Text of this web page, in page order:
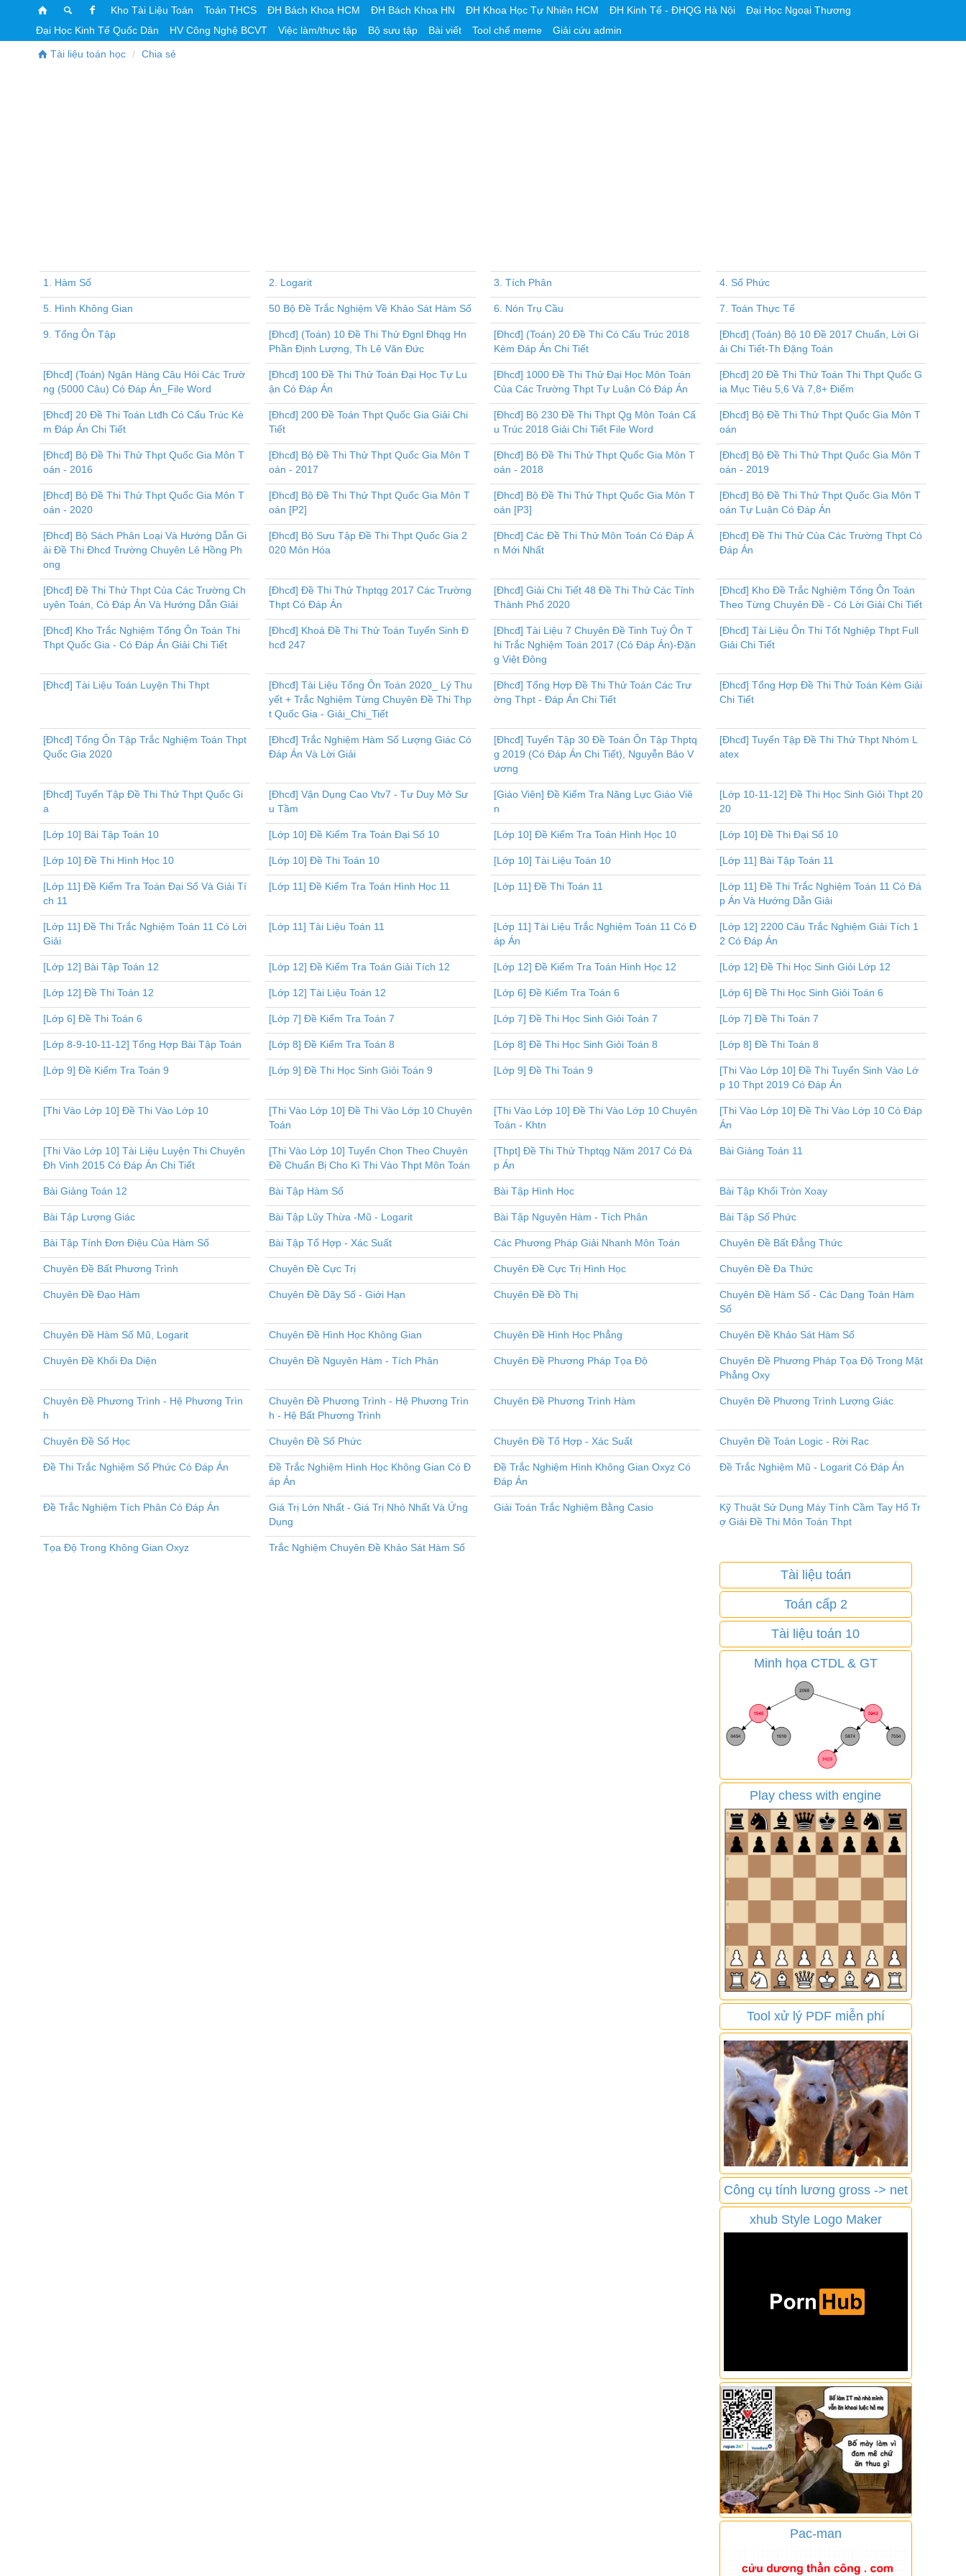
Kho Tài Liệu Toán Toán THCS ĐH Bách Khoa HCM ĐH Bách Khoa HN ĐH Khoa Học Tự Nhiên HCM ĐH Kinh Tế - ĐHQG Hà Nội
Đại Học Ngoại Thương
Đại Học Kinh Tế Quốc Dân
HV Công Nghệ BCVT Việc làm/thực tập Bộ sưu tập Bài viết Tool chế meme Giải cứu admin
Tài liệu toán học Chia sẻ
1. Hàm Số 2. Logarit 3. Tích Phân 4. Số Phức
5. Hình Không Gian 50 Bộ Đề Trắc Nghiệm Về Khảo Sát Hàm Số 6. Nón Trụ Cầu 7. Toán Thực Tế
9. Tổng Ôn Tập
[Đhcđ] (Toán) 10 Đề Thi Thử Đgnl Đhqg Hn
Phần Định Lượng, Th Lê Văn Đức
[Đhcđ] (Toán) 20 Đề Thi Có Cấu Trúc 2018
Kèm Đáp Án Chi Tiết
[Đhcđ] (Toán) Bộ 10 Đề 2017 Chuẩn, Lời Gi
ải Chi Tiết-Th Đặng Toán
[Đhcđ] (Toán) Ngân Hàng Câu Hỏi Các Trườ
ng (5000 Câu) Có Đáp Án_File Word
[Đhcđ] 100 Đề Thi Thử Toán Đại Học Tự Lu
ận Có Đáp Án
[Đhcđ] 1000 Đề Thi Thử Đại Học Môn Toán
Của Các Trường Thpt Tự Luận Có Đáp Án
[Đhcđ] 20 Đề Thi Thử Toán Thi Thpt Quốc G
ia Mục Tiêu 5,6 Và 7,8+ Điểm
[Đhcđ] 20 Đề Thi Toán Ltđh Có Cấu Trúc Kè
m Đáp Án Chi Tiết
[Đhcđ] 200 Đề Toán Thpt Quốc Gia Giải Chi
Tiết
[Đhcđ] Bộ 230 Đề Thi Thpt Qg Môn Toán Cấ
u Trúc 2018 Giải Chi Tiết File Word
[Đhcđ] Bộ Đề Thi Thử Thpt Quốc Gia Môn T
oán
[Đhcđ] Bộ Đề Thi Thử Thpt Quốc Gia Môn T
oán - 2016
[Đhcđ] Bộ Đề Thi Thử Thpt Quốc Gia Môn T
oán - 2017
[Đhcđ] Bộ Đề Thi Thử Thpt Quốc Gia Môn T
oán - 2018
[Đhcđ] Bộ Đề Thi Thử Thpt Quốc Gia Môn T
oán - 2019
[Đhcđ] Bộ Đề Thi Thử Thpt Quốc Gia Môn T
oán - 2020
[Đhcđ] Bộ Đề Thi Thử Thpt Quốc Gia Môn T
oán [P2]
[Đhcđ] Bộ Đề Thi Thử Thpt Quốc Gia Môn T
oán [P3]
[Đhcđ] Bộ Đề Thi Thử Thpt Quốc Gia Môn T
oán Tự Luận Có Đáp Án
[Đhcđ] Bộ Sách Phân Loại Và Hướng Dẫn Gi
ải Đề Thi Đhcđ Trường Chuyên Lê Hồng Ph
ong
[Đhcđ] Bộ Sưu Tập Đề Thi Thpt Quốc Gia 2
020 Môn Hóa
[Đhcđ] Các Đề Thi Thử Môn Toán Có Đáp Á
n Mới Nhất
[Đhcđ] Đề Thi Thử Của Các Trường Thpt Có
Đáp Án
[Đhcđ] Đề Thi Thử Thpt Của Các Trường Ch
uyên Toán, Có Đáp Án Và Hướng Dẫn Giải
[Đhcđ] Đề Thi Thử Thptqg 2017 Các Trường
Thpt Có Đáp Án
[Đhcđ] Giải Chi Tiết 48 Đề Thi Thử Các Tỉnh
Thành Phố 2020
[Đhcđ] Kho Đề Trắc Nghiệm Tổng Ôn Toán
Theo Từng Chuyên Đề - Có Lời Giải Chi Tiết
[Đhcđ] Kho Trắc Nghiệm Tổng Ôn Toán Thi
Thpt Quốc Gia - Có Đáp Án Giải Chi Tiết
[Đhcđ] Khoá Đề Thi Thử Toán Tuyển Sinh Đ
hcđ 247
[Đhcđ] Tài Liệu 7 Chuyên Đề Tinh Tuý Ôn T
hi Trắc Nghiệm Toán 2017 (Có Đáp Án)-Đặn
g Việt Đông
[Đhcđ] Tài Liệu Ôn Thi Tốt Nghiệp Thpt Full
Giải Chi Tiết
[Đhcđ] Tài Liệu Toán Luyện Thi Thpt
[Đhcđ] Tài Liệu Tổng Ôn Toán 2020_ Lý Thu
yết + Trắc Nghiệm Từng Chuyên Đề Thi Thp
t Quốc Gia - Giải_Chi_Tiết
[Đhcđ] Tổng Hợp Đề Thi Thử Toán Các Trư
ờng Thpt - Đáp Án Chi Tiết
[Đhcđ] Tổng Hợp Đề Thi Thử Toán Kèm Giải
Chi Tiết
[Đhcđ] Tổng Ôn Tập Trắc Nghiệm Toán Thpt
Quốc Gia 2020
[Đhcđ] Trắc Nghiệm Hàm Số Lượng Giác Có
Đáp Án Và Lời Giải
[Đhcđ] Tuyển Tập 30 Đề Toán Ôn Tập Thptq
g 2019 (Có Đáp Án Chi Tiết), Nguyễn Bảo V
ương
[Đhcđ] Tuyển Tập Đề Thi Thử Thpt Nhóm L
atex
[Đhcđ] Tuyển Tập Đề Thi Thử Thpt Quốc Gi
a
[Đhcđ] Vận Dụng Cao Vtv7 - Tư Duy Mở Sư
u Tầm
[Giáo Viên] Đề Kiểm Tra Năng Lực Giáo Viê
n
[Lớp 10-11-12] Đề Thi Học Sinh Giỏi Thpt 20
20
[Lớp 10] Bài Tập Toán 10 [Lớp 10] Đề Kiểm Tra Toán Đại Số 10 [Lớp 10] Đề Kiểm Tra Toán Hình Học 10 [Lớp 10] Đề Thi Đại Số 10
[Lớp 10] Đề Thi Hình Học 10 [Lớp 10] Đề Thi Toán 10 [Lớp 10] Tài Liệu Toán 10 [Lớp 11] Bài Tập Toán 11
[Lớp 11] Đề Kiểm Tra Toán Đại Số Và Giải Tí
ch 11
[Lớp 11] Đề Kiểm Tra Toán Hình Học 11 [Lớp 11] Đề Thi Toán 11
[Lớp 11] Đề Thi Trắc Nghiệm Toán 11 Có Đá
p Án Và Hướng Dẫn Giải
[Lớp 11] Đề Thi Trắc Nghiệm Toán 11 Có Lời
Giải
[Lớp 11] Tài Liệu Toán 11
[Lớp 11] Tài Liệu Trắc Nghiệm Toán 11 Có Đ
áp Án
[Lớp 12] 2200 Câu Trắc Nghiệm Giải Tích 1
2 Có Đáp Án
[Lớp 12] Bài Tập Toán 12 [Lớp 12] Đề Kiểm Tra Toán Giải Tích 12 [Lớp 12] Đề Kiểm Tra Toán Hình Học 12 [Lớp 12] Đề Thi Học Sinh Giỏi Lớp 12
[Lớp 12] Đề Thi Toán 12 [Lớp 12] Tài Liệu Toán 12 [Lớp 6] Đề Kiểm Tra Toán 6 [Lớp 6] Đề Thi Học Sinh Giỏi Toán 6
[Lớp 6] Đề Thi Toán 6 [Lớp 7] Đề Kiểm Tra Toán 7 [Lớp 7] Đề Thi Học Sinh Giỏi Toán 7 [Lớp 7] Đề Thi Toán 7
[Lớp 8-9-10-11-12] Tổng Hợp Bài Tập Toán [Lớp 8] Đề Kiểm Tra Toán 8 [Lớp 8] Đề Thi Học Sinh Giỏi Toán 8 [Lớp 8] Đề Thi Toán 8
[Lớp 9] Đề Kiểm Tra Toán 9 [Lớp 9] Đề Thi Học Sinh Giỏi Toán 9 [Lớp 9] Đề Thi Toán 9
[Thi Vào Lớp 10] Đề Thi Tuyển Sinh Vào Lớ
p 10 Thpt 2019 Có Đáp Án
[Thi Vào Lớp 10] Đề Thi Vào Lớp 10
[Thi Vào Lớp 10] Đề Thi Vào Lớp 10 Chuyên
Toán
[Thi Vào Lớp 10] Đề Thi Vào Lớp 10 Chuyên
Toán - Khtn
[Thi Vào Lớp 10] Đề Thi Vào Lớp 10 Có Đáp
Án
[Thi Vào Lớp 10] Tài Liệu Luyện Thi Chuyên
Đh Vinh 2015 Có Đáp Án Chi Tiết
[Thi Vào Lớp 10] Tuyển Chọn Theo Chuyên
Đề Chuẩn Bị Cho Kì Thi Vào Thpt Môn Toán
[Thpt] Đề Thi Thử Thptqg Năm 2017 Có Đá
p Án
Bài Giảng Toán 11
Bài Giảng Toán 12 Bài Tập Hàm Số Bài Tập Hình Học Bài Tập Khối Tròn Xoay
Bài Tập Lượng Giác Bài Tập Lũy Thừa -Mũ - Logarit Bài Tập Nguyên Hàm - Tích Phân Bài Tập Số Phức
Bài Tập Tính Đơn Điệu Của Hàm Số Bài Tập Tổ Hợp - Xác Suất Các Phương Pháp Giải Nhanh Môn Toán Chuyên Đề Bất Đẳng Thức
Chuyên Đề Bất Phương Trình Chuyên Đề Cực Trị Chuyên Đề Cực Trị Hình Học Chuyên Đề Đa Thức
Chuyên Đề Đạo Hàm Chuyên Đề Dãy Số - Giới Hạn Chuyên Đề Đồ Thị
Chuyên Đề Hàm Số - Các Dạng Toán Hàm
Số
Chuyên Đề Hàm Số Mũ, Logarit Chuyên Đề Hình Học Không Gian Chuyên Đề Hình Học Phẳng Chuyên Đề Khảo Sát Hàm Số
Chuyên Đề Khối Đa Diện Chuyên Đề Nguyên Hàm - Tích Phân Chuyên Đề Phương Pháp Tọa Độ
Chuyên Đề Phương Pháp Tọa Độ Trong Mặt
Phẳng Oxy
Chuyên Đề Phương Trình - Hệ Phương Trìn
h
Chuyên Đề Phương Trình - Hệ Phương Trìn
h - Hệ Bất Phương Trình
Chuyên Đề Phương Trình Hàm Chuyên Đề Phương Trình Lượng Giác
Chuyên Đề Số Học Chuyên Đề Số Phức Chuyên Đề Tổ Hợp - Xác Suất Chuyên Đề Toán Logic - Rời Rạc
Đề Thi Trắc Nghiệm Số Phức Có Đáp Án
Đề Trắc Nghiệm Hình Học Không Gian Có Đ
áp Án
Đề Trắc Nghiệm Hình Không Gian Oxyz Có
Đáp Án
Đề Trắc Nghiệm Mũ - Logarit Có Đáp Án
Đề Trắc Nghiệm Tích Phân Có Đáp Án
Giá Trị Lớn Nhất - Giá Trị Nhỏ Nhất Và Ứng
Dụng
Giải Toán Trắc Nghiệm Bằng Casio
Kỹ Thuật Sử Dụng Máy Tính Cầm Tay Hổ Tr
ợ Giải Đề Thi Môn Toán Thpt
Tọa Độ Trong Không Gian Oxyz Trắc Nghiệm Chuyên Đề Khảo Sát Hàm Số
Tài liệu toán
Toán cấp 2
Tài liệu toán 10
Minh họa CTDL & GT
Play chess with engine
Tool xử lý PDF miễn phí
Công cụ tính lương gross -> net
xhub Style Logo Maker
Pac-man